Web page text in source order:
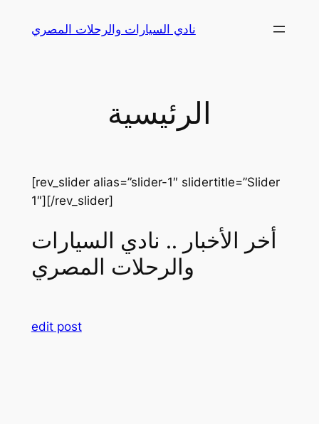
نادي السيارات والرحلات المصري
الرئيسية
[rev_slider alias=”slider-1″ slidertitle=”Slider
1″][/rev_slider]
أخر الأخبار .. نادي السيارات
والرحلات المصري
edit post